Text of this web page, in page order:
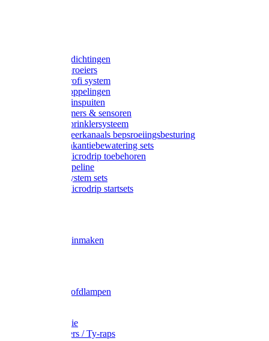
Gardena afdichtingen
Gardena sproeiers
Gardena Profi system
Gardena koppelingen
Gardena tuinspuiten
Gardena timers & sensoren
Gardena Sprinklersysteem
Gardena meerkanaals bepsroeiingsbesturing
Gardena vakantiebewatering sets
Gardena Microdrip toebehoren
Gardena Pipeline
Gardena System sets
Gardena Microdrip startsets
Wecken & inmaken
Zak- & Hoofdlampen
Tape en folie
Kabelbinders / Ty-raps